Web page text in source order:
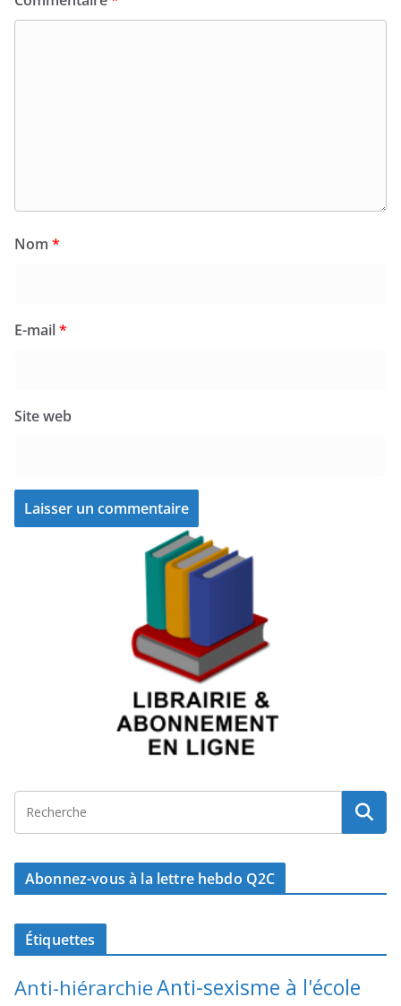
Nom *
E-mail*
Site web
Abonnez-vous à la lettre hebdo Q2C
Étiquettes
Anti-hiérarchieAnti-sexisme à l'école